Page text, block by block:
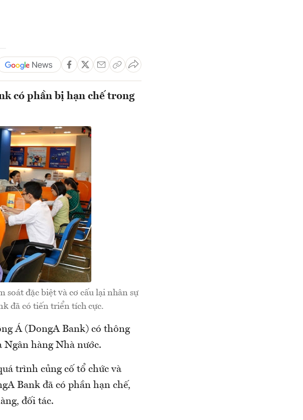
có phần bị hạn chế trong
soát đặc biệt và cơ cấu lại nhân sự
đã có tiến triển tích cực.
Á (DongA Bank) có thông
Ngân hàng Nhà nước.
trình củng cố tổ chức và
Bank đã có phần hạn chế,
đối tác.